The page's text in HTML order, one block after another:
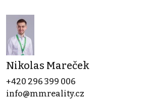
Nikolas Mareček
+420 296 399 006
info@mmreality.cz